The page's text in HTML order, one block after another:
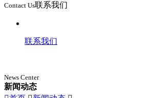
Contact Us联系我们
联系我们
News Center
新闻动态